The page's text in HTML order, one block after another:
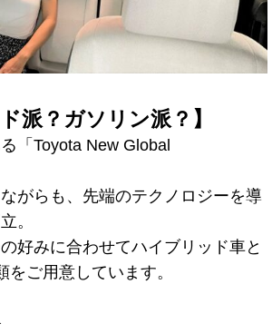
派？ガソリン派？】
「Toyota New Global
がらも、先端のテクノロジーを導
。
好みに合わせてハイブリッド車と
をご用意しています。